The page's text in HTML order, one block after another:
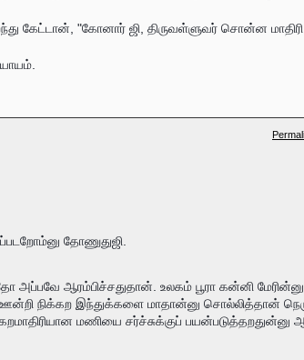
கேட்டான், "கோனார் ஜி, திருவள்ளுவர் சொன்ன மாதிரி
தோணுதுஜி.
ஆரம்பிச்சதுதான். உலகம் பூரா கன்னி
நிக்கற இந்துக்களை மாதான்னு சொல்லித்தான்
மணியை சர்ச்சுக்குப் பயன்படுத்தறதுன்னு